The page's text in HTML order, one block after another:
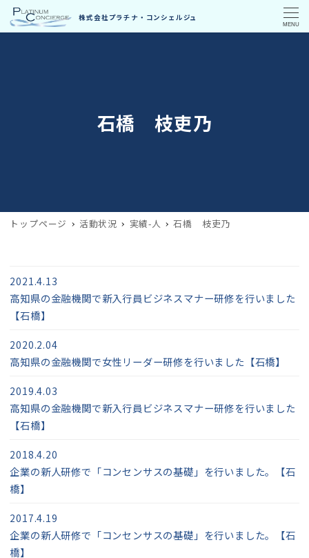
MENU
石橋 枝吏乃
トップページ 活動状況 実績-人 石橋 枝吏乃
高知県の金融機関で新入行員ビジネスマナー研修を行いました
【石橋】
2021.4.13
高知県の金融機関で女性リーダー研修を行いました【石橋】
2020.2.04
高知県の金融機関で新入行員ビジネスマナー研修を行いました
【石橋】
2019.4.03
企業の新人研修で「コンセンサスの基礎」を行いました。【石
橋】
2018.4.20
企業の新人研修で「コンセンサスの基礎」を行いました。【石
橋】
2017.4.19